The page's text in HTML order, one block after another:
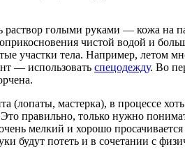
раствор голыми руками — кожа на
чистой водой и
участки тела. Например, летом
— использовать спецодежду. Во
мастерка), в процессе хоть
правильно, только нужно
мелкий и хорошо просачивается
будут потеть и в сочетании с